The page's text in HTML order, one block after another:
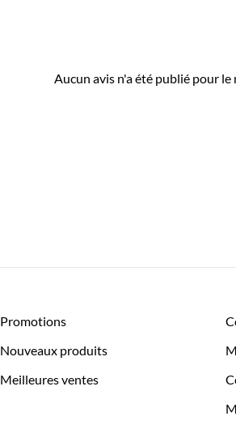
Aucun avis n'a été publié pour le
Promotions
Nouveaux produits
Meilleures ventes